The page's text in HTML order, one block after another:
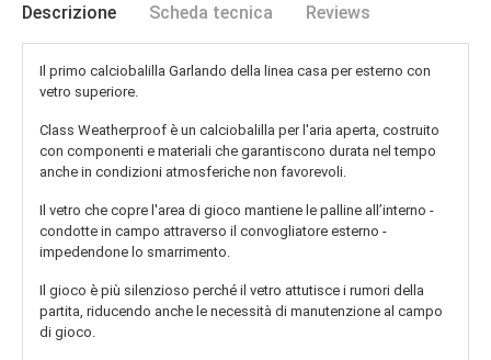
Descrizione Scheda tecnica Reviews
Il primo calciobalilla Garlando della linea casa per esterno con
vetro superiore.
Class Weatherproof è un calciobalilla per l'aria aperta, costruito
con componenti e materiali che garantiscono durata nel tempo
anche in condizioni atmosferiche non favorevoli.
Il vetro che copre l'area di gioco mantiene le palline all’interno -
condotte in campo attraverso il convogliatore esterno -
impedendone lo smarrimento.
Il gioco è più silenzioso perché il vetro attutisce i rumori della
partita, riducendo anche le necessità di manutenzione al campo
di gioco.